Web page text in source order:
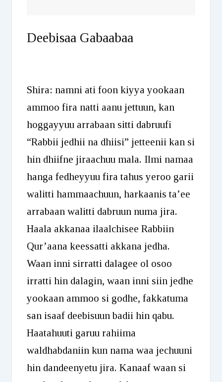
Deebisaa Gabaabaa
Shira: namni ati foon kiyya yookaan
ammoo fira natti aanu jettuun, kan
hoggayyuu arrabaan sitti dabruufi
“Rabbii jedhii na dhiisi” jetteenii kan si
hin dhiifne jiraachuu mala. Ilmi namaa
hanga fedheyyuu fira tahus yeroo garii
walitti hammaachuun, harkaanis ta’ee
arrabaan walitti dabruun numa jira.
Haala akkanaa ilaalchisee Rabbiin
Qur’aana keessatti akkana jedha.
Waan inni sirratti dalagee ol osoo
irratti hin dalagin, waan inni siin jedhe
yookaan ammoo si godhe, fakkatuma
san isaaf deebisuun badii hin qabu.
Haatahuuti garuu rahiima
waldhabdaniin kun nama waa jechuuni
hin dandeenyetu jira. Kanaaf waan si